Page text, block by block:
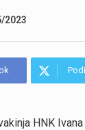
2023
HNK